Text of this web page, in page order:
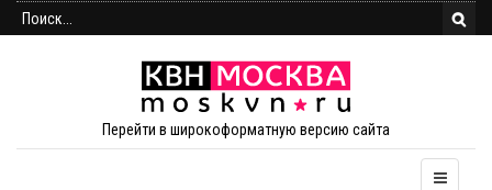
Перейти в широкоформатную версию сайта